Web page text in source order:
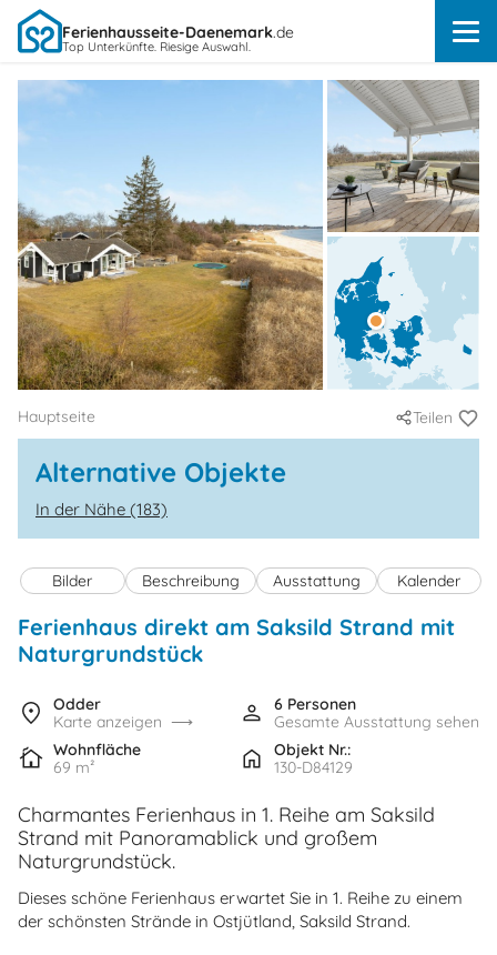
Ferienhausseite-Daenemark.de
Top Unterkünfte. Riesige Auswahl.
Hauptseite Teilen
Alternative Objekte
In der Nähe (183)
Bilder Beschreibung Ausstattung Kalender
Ferienhaus direkt am Saksild Strand mit
Naturgrundstück
Odder
Karte anzeigen
6 Personen
Gesamte Ausstattung sehen
Wohnfläche
69 m²
Objekt Nr.:
130-D84129
Charmantes Ferienhaus in 1. Reihe am Saksild
Strand mit Panoramablick und großem
Naturgrundstück.
Dieses schöne Ferienhaus erwartet Sie in 1. Reihe zu einem
der schönsten Strände in Ostjütland, Saksild Strand.